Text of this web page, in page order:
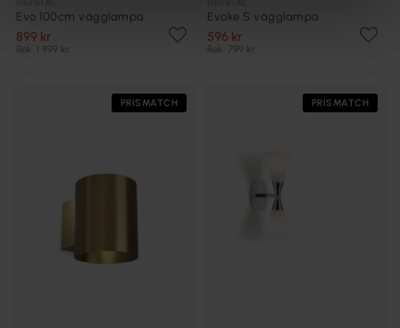
Evo 100cm vägglampa
899 kr
Rek. 1 999 kr
Evoke S vägglampa
596 kr
Rek. 799 kr
PRISMATCH PRISMATCH